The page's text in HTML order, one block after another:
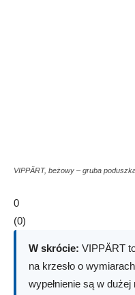
VIPPÄRT, beżowy – gruba
0
(0)
W skrócie: VIPPÄRT
na krzesło o
wypełnienie są w